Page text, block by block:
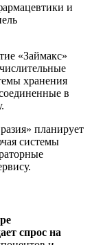
и
«Займакс»
хранения
в
планирует
системы
спрос на